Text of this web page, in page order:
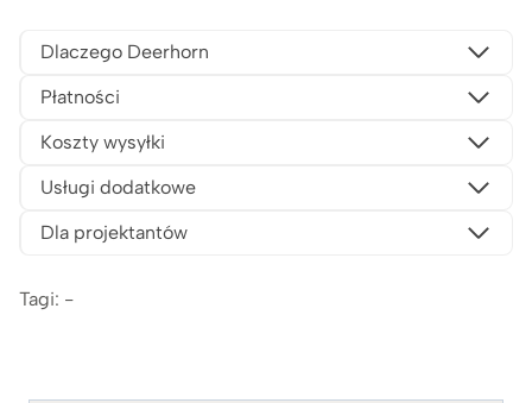
Dlaczego Deerhorn
Płatności
Koszty wysyłki
Usługi dodatkowe
Dla projektantów
Tagi: -